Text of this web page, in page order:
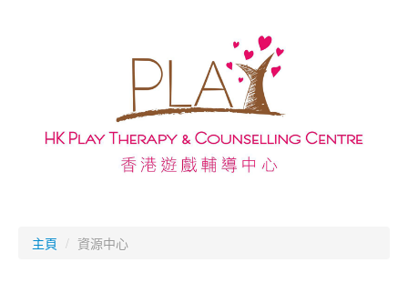
主頁 / 資源中心